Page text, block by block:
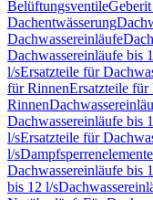
Belüftungsventile
Dachentwässerung
Dachwassereinläufe
Dachwassereinläufe bis
l/sErsatzteile für
für RinnenErsatzteile für
Rinnen
Dachwassereinläufe bis
l/sErsatzteile für
l/sDampfsperrenelemente
Dachwassereinläufe bis
bis 12 l/s